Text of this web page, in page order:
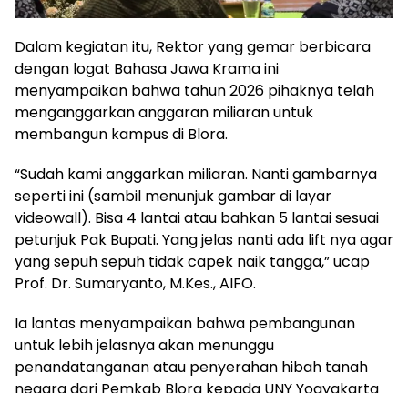
Dalam kegiatan itu, Rektor yang gemar berbicara
dengan logat Bahasa Jawa Krama ini
menyampaikan bahwa tahun 2026 pihaknya telah
menganggarkan anggaran miliaran untuk
membangun kampus di Blora.
“Sudah kami anggarkan miliaran. Nanti gambarnya
seperti ini (sambil menunjuk gambar di layar
videowall). Bisa 4 lantai atau bahkan 5 lantai sesuai
petunjuk Pak Bupati. Yang jelas nanti ada lift nya agar
yang sepuh sepuh tidak capek naik tangga,” ucap
Prof. Dr. Sumaryanto, M.Kes., AIFO.
Ia lantas menyampaikan bahwa pembangunan
untuk lebih jelasnya akan menunggu
penandatanganan atau penyerahan hibah tanah
negara dari Pemkab Blora kepada UNY Yogyakarta